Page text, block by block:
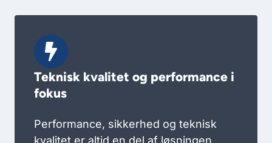
Teknisk kvalitet og performance i
fokus
Performance, sikkerhed og teknisk
kvalitet er altid en del af løsningen.